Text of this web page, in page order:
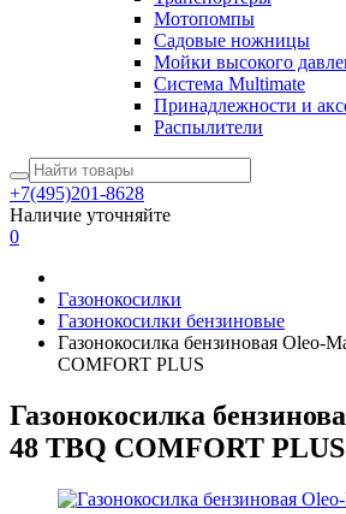
Мотопомпы
Садовые ножницы
Мойки высокого
Система Multimate
Принадлежности и
Распылители
+7(495)201-8628
Наличие уточняйте
0
Газонокосилки
Газонокосилки бензиновые
Газонокосилка бензиновая Oleo-
COMFORT PLUS
Газонокосилка
48 TBQ COMFORT PLUS